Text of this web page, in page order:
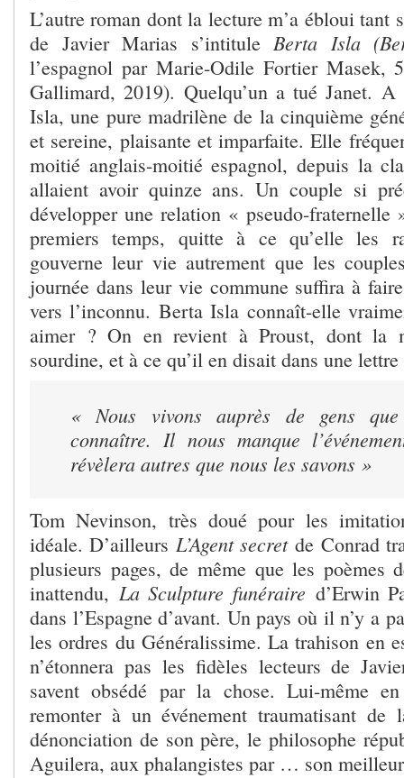
L’autre roman dont la lecture m’a ébloui tant
de Javier Marias s’intituleBerta Isla
l’espagnol par Marie-Odile Fortier Masek,
Gallimard, 2019). Quelqu’un a tué Janet.
Isla, une pure madrilène de la cinquième
et sereine, plaisante et imparfaite. Elle
moitié anglais-moitié espagnol, depuis la
allaient avoir quinze ans. Un couple si
développer une relation « pseudo-fraternelle
premiers temps, quitte à ce qu’elle les
gouverne leur vie autrement que les
journée dans leur vie commune suffira à
vers l’inconnu. Berta Isla connaît-elle
aimer ? On en revient à Proust, dont la
sourdine, et à ce qu’il en disait dans une
« Nous vivons auprès de gens
connaître. Il nous manque
révèlera autres que nous les savons »
Tom Nevinson, très doué pour les
idéale. D’ailleursL’Agent secretde Conrad
plusieurs pages, de même que les poèmes
inattendu, La Sculpture funéraire d’Erwin
dans l’Espagne d’avant. Un pays où il n’y a
les ordres du Généralissime. La trahison en
n’étonnera pas les fidèles lecteurs de
savent obsédé par la chose. Lui-même
remonter à un événement traumatisant
dénonciation de son père, le philosophe
Aguilera, aux phalangistes par … son